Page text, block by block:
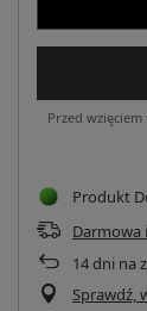
Przed
Produkt
Darmowa
14dni na
Sprawdź,